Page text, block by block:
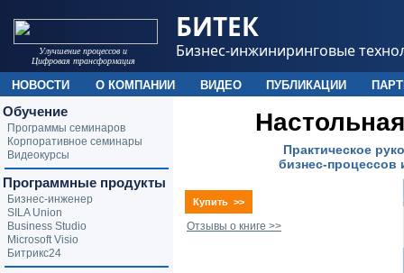
Практическое
бизнес-процессов
Купить >>
Отзывы о книге >>
Обучение
Программы семинаров
Корпоративное семинары
Видеокурсы
Программные продукты
Бизнес-инженер
SILA Union
Business Studio
Microsoft Visio
Битрикс24
Улучшение процессов и
Цифровая трансформация
БИТЕК
Бизнес-инжиниринговые
НОВОСТИ О КОМПАНИИ ВИДЕО ПУБЛИКАЦИИ